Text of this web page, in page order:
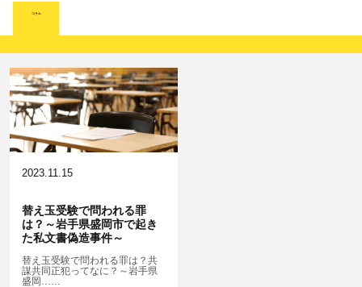
逮捕・監禁
略取・誘拐・人身売買
業務妨害
強姦・準強姦
淫行・援助交際
公然わいせつ，わいせつ物頒布，淫
児童ポルノ・リベンジポルノ
恐喝
横領 背任
麻薬及び向精神薬
危険ドラッグ
無免許運転
危険運転行為等
放火・失火
犯罪収益移転防止法違反
ストーカー事件
知財財産と刑事事件…動画の違法ダ
ウンロード・視聴、無断転載等
コラム
2023.11.15
替え玉受験で問われる罪
は？～岩手県盛岡市で起き
た私文書偽造事件～
替え玉受験で問われる罪は？共
謀共同正犯ってなに？～岩手県
盛岡……